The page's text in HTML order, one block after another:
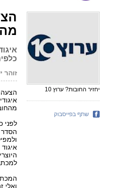
זוהר
לפני
ואלי
יחזיר החובות? ערוץ 10
שתף בפייסבוק